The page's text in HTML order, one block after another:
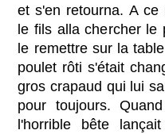
et s'en retourna. A ce
le fils alla chercher le
le remettre sur la
poulet rôti s'était
gros crapaud qui lui
pour toujours.
l'horrible bête